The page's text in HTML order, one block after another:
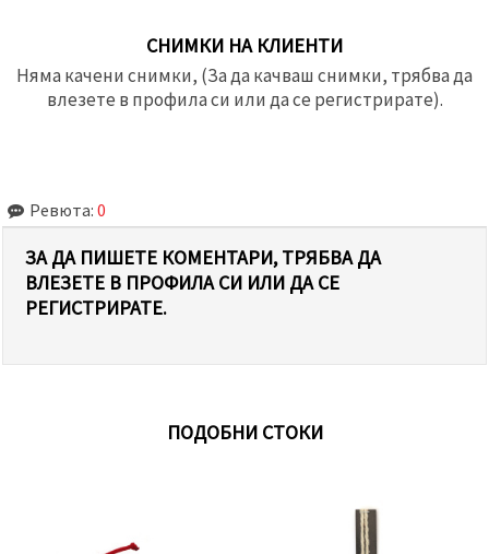
СНИМКИ НА КЛИЕНТИ
Няма качени снимки, (За да качваш снимки, трябва да
влезете в профила си или да се регистрирате).
Ревюта: 0
ЗА ДА ПИШЕТЕ КОМЕНТАРИ, ТРЯБВА ДА
ВЛЕЗЕТЕ В ПРОФИЛА СИ ИЛИ ДА СЕ
РЕГИСТРИРАТЕ.
ПОДОБНИ СТОКИ